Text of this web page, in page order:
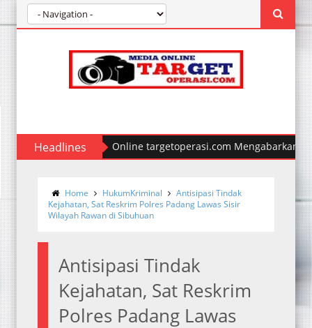
Headlines
Media Online targetoperasi.com Mengabarkan Fakta
Home HukumKriminal
Antisipasi Tindak
Kejahatan, Sat Reskrim Polres Padang Lawas Sisir
Wilayah Rawan di Sibuhuan
Antisipasi Tindak
Kejahatan, Sat Reskrim
Polres Padang Lawas